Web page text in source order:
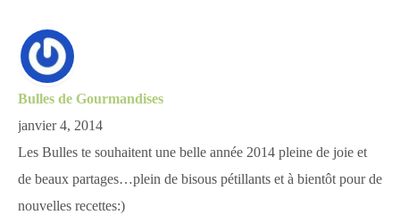
Bulles de Gourmandises
janvier 4, 2014
Les Bulles te souhaitent une belle année 2014 pleine de joie et
de beaux partages…plein de bisous pétillants et à bientôt pour de
nouvelles recettes:)